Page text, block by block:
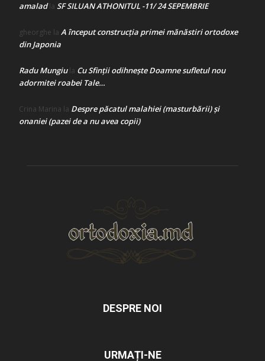
amaladla SF SILUAN ATHONITUL -11/ 24 SEPEMBRIE
gheorghe la A început construcţia primei mănăstiri ortodoxe
din Japonia
Radu Mungiula Cu Sfinții odihnește Doamne sufletul nou
adormitei roabei Tale…
Crina Marina la Despre păcatul malahiei (masturbării) şi
onaniei (pazei de a nu avea copii)
DESPRE NOI
URMAȚI-NE